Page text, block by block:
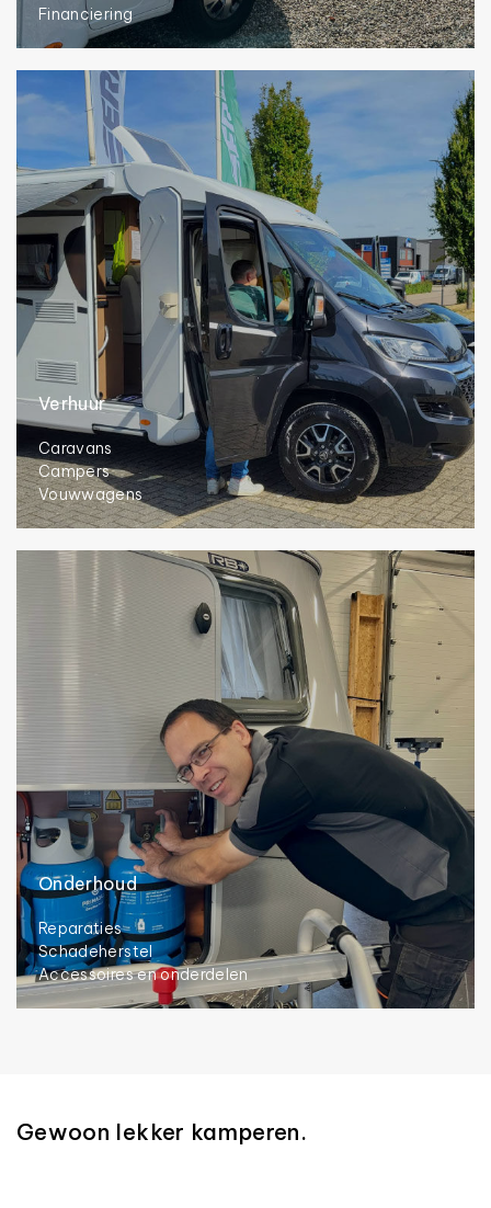
Financiering
Verhuur
Caravans
Campers
Vouwwagens
Onderhoud
Reparaties
Schadeherstel
Accessoires en onderdelen
Gewoon lekker kamperen.